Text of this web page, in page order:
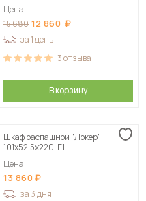
Цена
15 680 12 860
за 1 день
3отзыва
В корзину
Шкаф распашной "Локер",
101х52.5х220, Е1
Цена
13 860
за 3 дня